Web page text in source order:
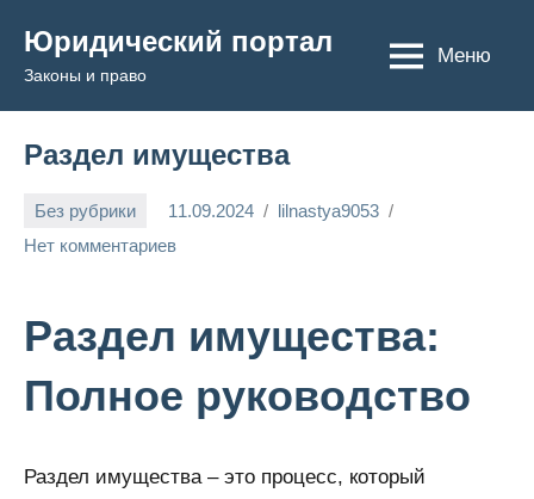
содержимому
Юридический портал
Законы и право
Меню
Раздел имущества
Без рубрики 11.09.2024
lilnastya9053
Нет комментариев
Раздел имущества:
Полное руководство
Раздел имущества – это процесс, который